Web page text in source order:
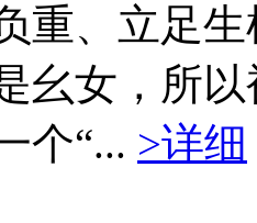
重、立足
幺女，所
个“... >详细